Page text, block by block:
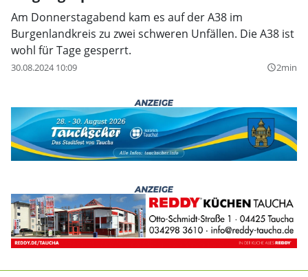
Am Donnerstagabend kam es auf der A38 im
Burgenlandkreis zu zwei schweren Unfällen. Die A38 ist
wohl für Tage gesperrt.
30.08.2024 10:09 query_builder2min